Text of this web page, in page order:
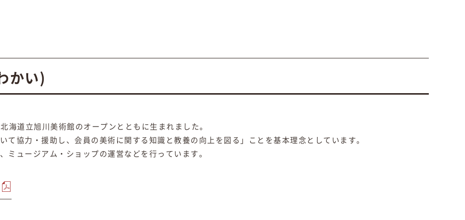
かい)
道立旭川美術館のオープンとともに生まれました。
て協力・援助し、会員の美術に関する知識と教養の向上を図る」ことを基本理念としています。
ュージアム・ショップの運営などを行っています。